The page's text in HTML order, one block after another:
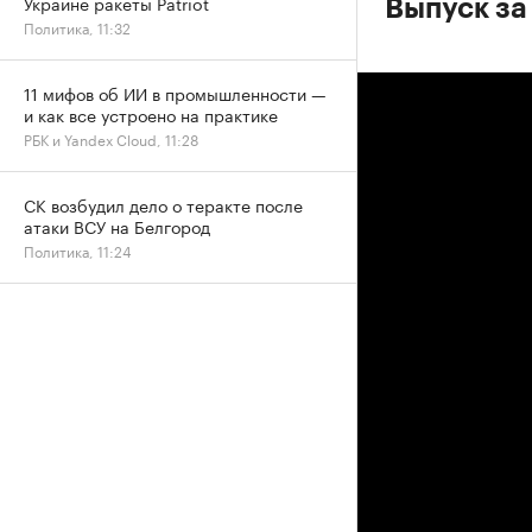
Выпуск
Политика, 11:32
11 мифов об ИИ в промышленности —
и как все устроено на практике
РБК и Yandex Cloud, 11:28
СК возбудил дело о теракте после
атаки ВСУ на Белгород
Политика, 11:24